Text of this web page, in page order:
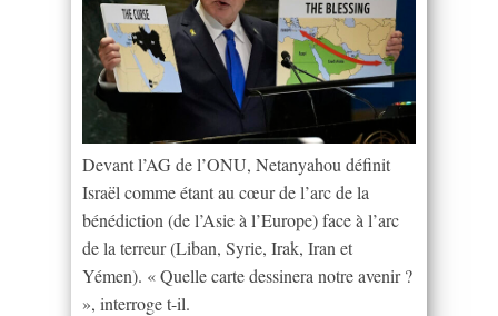
Devant l’AG de l’ONU, Netanyahou définit
Israël comme étant au cœur de l’arc de la
bénédiction (de l’Asie à l’Europe) face à l’arc
de la terreur (Liban, Syrie, Irak, Iran et
Yémen). « Quelle carte dessinera notre avenir ?
», interroge t-il.